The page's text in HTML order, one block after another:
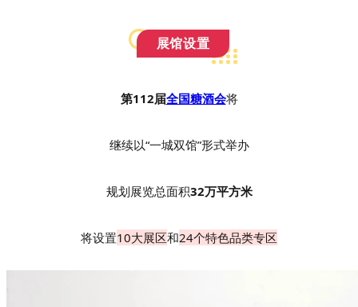
展馆设置
第112届全国糖酒会将
继续以“一城双馆”形式举办
规划展览总面积32万平方米
将设置10大展区和24个特色品类专区